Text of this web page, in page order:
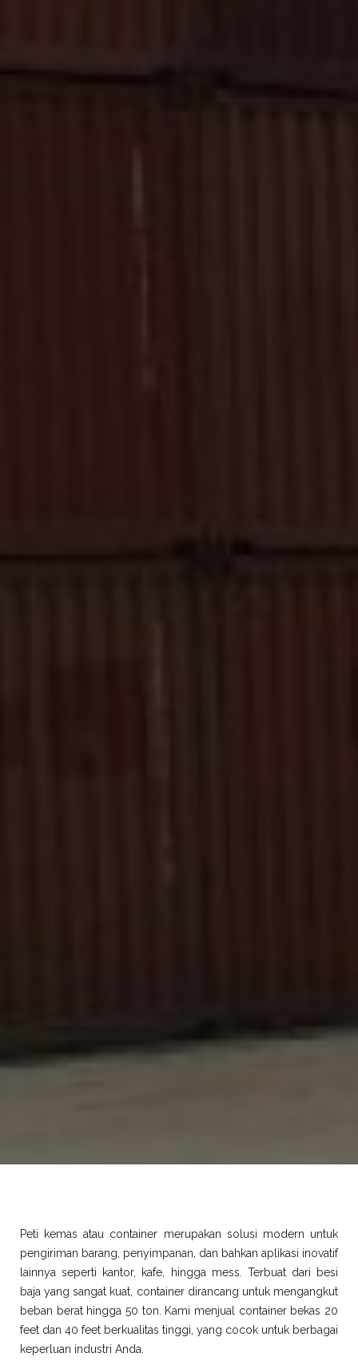
Peti kemas atau container merupakan solusi modern untuk
pengiriman barang, penyimpanan, dan bahkan aplikasi inovatif
lainnya seperti kantor, kafe, hingga mess. Terbuat dari besi
baja yang sangat kuat, container dirancang untuk mengangkut
beban berat hingga 50 ton. Kami menjual container bekas 20
feet dan 40 feet berkualitas tinggi, yang cocok untuk berbagai
keperluan industri Anda.